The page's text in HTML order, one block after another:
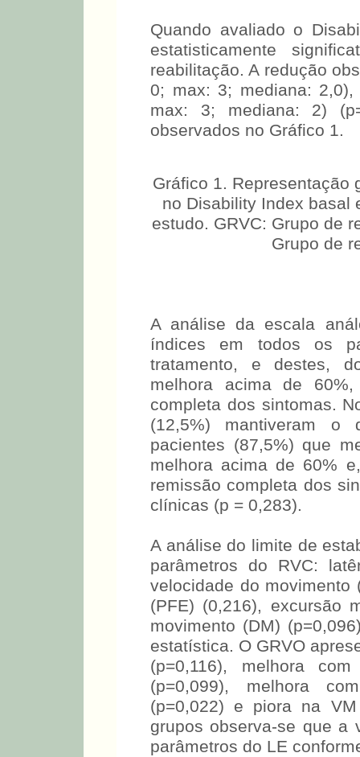
Quando avaliado o
estatisticamente
reabilitação. A redução
0; max: 3; mediana:
max: 3; mediana: 2)
observados no Gráfico 1.
Gráfico 1. Representação
no Disability Index basal
estudo. GRVC: Grupo de
Grupo de
A análise da escala
índices em todos os
tratamento, e destes,
melhora acima de
completa dos sintomas.
(12,5%) mantiveram o
pacientes (87,5%) que
melhora acima de 60%
remissão completa dos
clínicas (p = 0,283).
A análise do limite de
parâmetros do RVC:
velocidade do movimento
(PFE) (0,216), excursão
movimento (DM)
estatística. O GRVO
(p=0,116), melhora
(p=0,099), melhora
(p=0,022) e piora na
grupos observa-se que a
parâmetros do LE